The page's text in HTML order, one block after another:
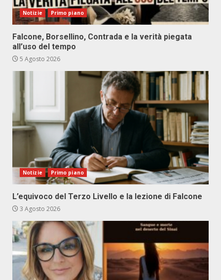
Notizie Primo piano
Falcone, Borsellino, Contrada e la verità piegata
all’uso del tempo
5 Agosto 2026
Notizie Primo piano
L’equivoco del Terzo Livello e la lezione di Falcone
3 Agosto 2026